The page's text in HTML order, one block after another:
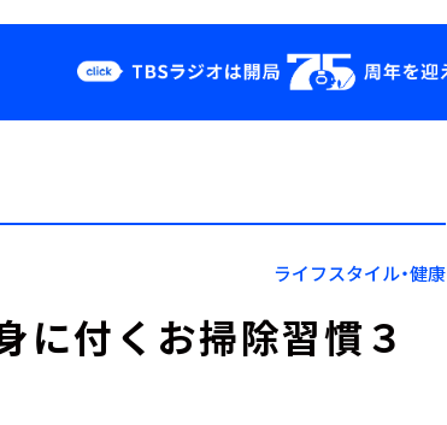
YouTube
会社情報
ライフスタイル・健康
に付くお掃除習慣３